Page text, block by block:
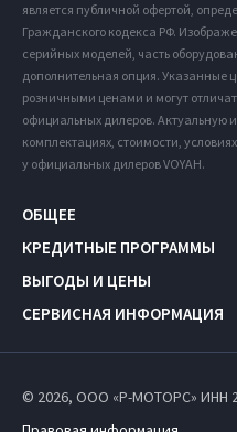
является публичной офертой,
Гражданского кодекса РФ.
серийных моделей, часть
дополнительная опция. Указанные
розничными ценами и могут
официальных дилеров.
комплектациях, стоимости,
у официальных дилеров VOYAH.
ОБЩЕЕ
КРЕДИТНЫЕ ПРОГРАММЫ
ВЫГОДЫ И ЦЕНЫ
СЕРВИСНАЯ ИНФОРМАЦИЯ
© 2026, ООО «Р-МОТОРС» ИНН